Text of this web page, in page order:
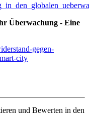
Überwachung - Eine
gegen-
city
und Bewerten in den